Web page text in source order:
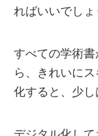
ればいいでしょ
すべての学術
ら、きれいに
化すると、少し